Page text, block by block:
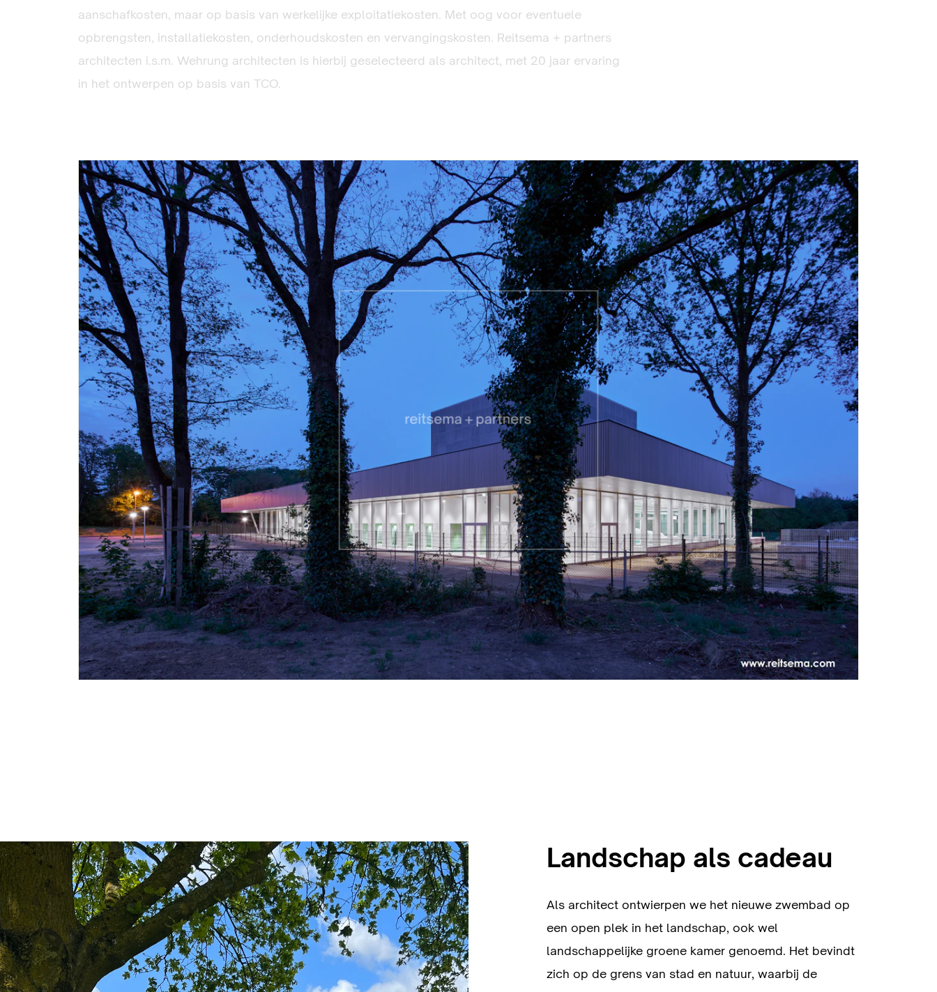
aanschafkosten, maar op basis van werkelijke exploitatiekosten. Met oog voor eventuele
opbrengsten, installatiekosten, onderhoudskosten en vervangingskosten. Reitsema + partners
architecten i.s.m. Wehrung architecten is hierbij geselecteerd als architect, met 20 jaar ervaring
in het ontwerpen op basis van TCO.
Landschap als cadeau
Als architect ontwierpen we het nieuwe zwembad op
een open plek in het landschap, ook wel
landschappelijke groene kamer genoemd. Het bevindt
zich op de grens van stad en natuur, waarbij de